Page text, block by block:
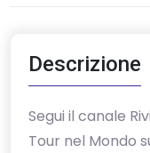
Descrizione
‎Segui il canale
Tour nel Mondo